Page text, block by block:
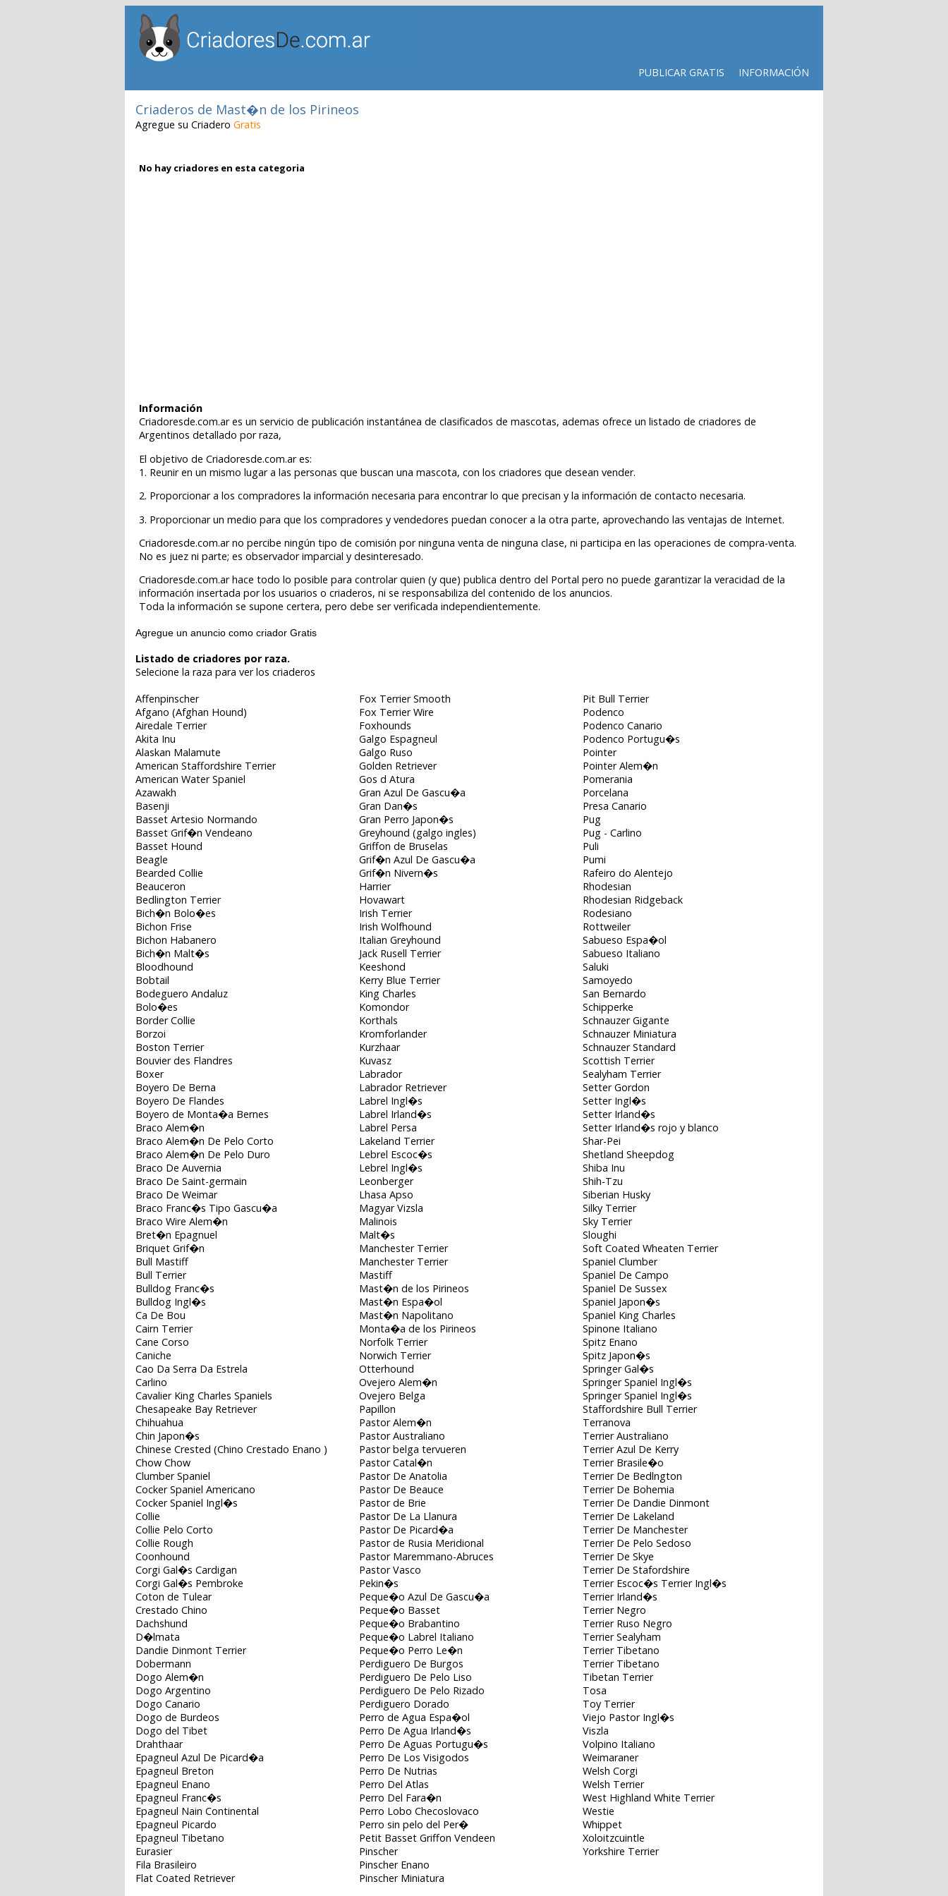
PUBLICAR GRATIS INFORMACIÓN
Criaderos de Mast�n de los Pirineos
Agregue su Criadero Gratis
No hay criadores en esta categoria
Información
Criadoresde.com.ar es un servicio de publicación instantánea de clasificados de mascotas, ademas ofrece un listado de criadores de
Argentinos detallado por raza,
El objetivo de Criadoresde.com.ar es:
1. Reunir en un mismo lugar a las personas que buscan una mascota, con los criadores que desean vender.
2. Proporcionar a los compradores la información necesaria para encontrar lo que precisan y la información de contacto necesaria.
3. Proporcionar un medio para que los compradores y vendedores puedan conocer a la otra parte, aprovechando las ventajas de Internet.
Criadoresde.com.ar no percibe ningún tipo de comisión por ninguna venta de ninguna clase, ni participa en las operaciones de compra-venta.
No es juez ni parte; es observador imparcial y desinteresado.
Criadoresde.com.ar hace todo lo posible para controlar quien (y que) publica dentro del Portal pero no puede garantizar la veracidad de la
información insertada por los usuarios o criaderos, ni se responsabiliza del contenido de los anuncios.
Toda la información se supone certera, pero debe ser verificada independientemente.
Agregue un anuncio como criador Gratis
Listado de criadores por raza.
Selecione la raza para ver los criaderos
Affenpinscher
Afgano (Afghan Hound)
Airedale Terrier
Akita Inu
Alaskan Malamute
American Staffordshire Terrier
American Water Spaniel
Azawakh
Basenji
Basset Artesio Normando
Basset Grif�n Vendeano
Basset Hound
Beagle
Bearded Collie
Beauceron
Bedlington Terrier
Bich�n Bolo�es
Bichon Frise
Bichon Habanero
Bich�n Malt�s
Bloodhound
Bobtail
Bodeguero Andaluz
Bolo�es
Border Collie
Borzoi
Boston Terrier
Bouvier des Flandres
Boxer
Boyero De Berna
Boyero De Flandes
Boyero de Monta�a Bernes
Braco Alem�n
Braco Alem�n De Pelo Corto
Braco Alem�n De Pelo Duro
Braco De Auvernia
Braco De Saint-germain
Braco De Weimar
Braco Franc�s Tipo Gascu�a
Braco Wire Alem�n
Bret�n Epagnuel
Briquet Grif�n
Bull Mastiff
Bull Terrier
Bulldog Franc�s
Bulldog Ingl�s
Ca De Bou
Cairn Terrier
Cane Corso
Caniche
Cao Da Serra Da Estrela
Carlino
Cavalier King Charles Spaniels
Chesapeake Bay Retriever
Chihuahua
Chin Japon�s
Chinese Crested (Chino Crestado Enano )
Chow Chow
Clumber Spaniel
Cocker Spaniel Americano
Cocker Spaniel Ingl�s
Collie
Collie Pelo Corto
Collie Rough
Coonhound
Corgi Gal�s Cardigan
Corgi Gal�s Pembroke
Coton de Tulear
Crestado Chino
Dachshund
D�lmata
Dandie Dinmont Terrier
Dobermann
Dogo Alem�n
Dogo Argentino
Dogo Canario
Dogo de Burdeos
Dogo del Tibet
Drahthaar
Epagneul Azul De Picard�a
Epagneul Breton
Epagneul Enano
Epagneul Franc�s
Epagneul Nain Continental
Epagneul Picardo
Epagneul Tibetano
Eurasier
Fila Brasileiro
Flat Coated Retriever
Fox Terrier Smooth
Fox Terrier Wire
Foxhounds
Galgo Espagneul
Galgo Ruso
Golden Retriever
Gos d Atura
Gran Azul De Gascu�a
Gran Dan�s
Gran Perro Japon�s
Greyhound (galgo ingles)
Griffon de Bruselas
Grif�n Azul De Gascu�a
Grif�n Nivern�s
Harrier
Hovawart
Irish Terrier
Irish Wolfhound
Italian Greyhound
Jack Rusell Terrier
Keeshond
Kerry Blue Terrier
King Charles
Komondor
Korthals
Kromforlander
Kurzhaar
Kuvasz
Labrador
Labrador Retriever
Labrel Ingl�s
Labrel Irland�s
Labrel Persa
Lakeland Terrier
Lebrel Escoc�s
Lebrel Ingl�s
Leonberger
Lhasa Apso
Magyar Vizsla
Malinois
Malt�s
Manchester Terrier
Manchester Terrier
Mastiff
Mast�n de los Pirineos
Mast�n Espa�ol
Mast�n Napolitano
Monta�a de los Pirineos
Norfolk Terrier
Norwich Terrier
Otterhound
Ovejero Alem�n
Ovejero Belga
Papillon
Pastor Alem�n
Pastor Australiano
Pastor belga tervueren
Pastor Catal�n
Pastor De Anatolia
Pastor De Beauce
Pastor de Brie
Pastor De La Llanura
Pastor De Picard�a
Pastor de Rusia Meridional
Pastor Maremmano-Abruces
Pastor Vasco
Pekin�s
Peque�o Azul De Gascu�a
Peque�o Basset
Peque�o Brabantino
Peque�o Labrel Italiano
Peque�o Perro Le�n
Perdiguero De Burgos
Perdiguero De Pelo Liso
Perdiguero De Pelo Rizado
Perdiguero Dorado
Perro de Agua Espa�ol
Perro De Agua Irland�s
Perro De Aguas Portugu�s
Perro De Los Visigodos
Perro De Nutrias
Perro Del Atlas
Perro Del Fara�n
Perro Lobo Checoslovaco
Perro sin pelo del Per�
Petit Basset Griffon Vendeen
Pinscher
Pinscher Enano
Pinscher Miniatura
Pit Bull Terrier
Podenco
Podenco Canario
Podenco Portugu�s
Pointer
Pointer Alem�n
Pomerania
Porcelana
Presa Canario
Pug
Pug - Carlino
Puli
Pumi
Rafeiro do Alentejo
Rhodesian
Rhodesian Ridgeback
Rodesiano
Rottweiler
Sabueso Espa�ol
Sabueso Italiano
Saluki
Samoyedo
San Bernardo
Schipperke
Schnauzer Gigante
Schnauzer Miniatura
Schnauzer Standard
Scottish Terrier
Sealyham Terrier
Setter Gordon
Setter Ingl�s
Setter Irland�s
Setter Irland�s rojo y blanco
Shar-Pei
Shetland Sheepdog
Shiba Inu
Shih-Tzu
Siberian Husky
Silky Terrier
Sky Terrier
Sloughi
Soft Coated Wheaten Terrier
Spaniel Clumber
Spaniel De Campo
Spaniel De Sussex
Spaniel Japon�s
Spaniel King Charles
Spinone Italiano
Spitz Enano
Spitz Japon�s
Springer Gal�s
Springer Spaniel Ingl�s
Springer Spaniel Ingl�s
Staffordshire Bull Terrier
Terranova
Terrier Australiano
Terrier Azul De Kerry
Terrier Brasile�o
Terrier De Bedlngton
Terrier De Bohemia
Terrier De Dandie Dinmont
Terrier De Lakeland
Terrier De Manchester
Terrier De Pelo Sedoso
Terrier De Skye
Terrier De Stafordshire
Terrier Escoc�s Terrier Ingl�s
Terrier Irland�s
Terrier Negro
Terrier Ruso Negro
Terrier Sealyham
Terrier Tibetano
Terrier Tibetano
Tibetan Terrier
Tosa
Toy Terrier
Viejo Pastor Ingl�s
Viszla
Volpino Italiano
Weimaraner
Welsh Corgi
Welsh Terrier
West Highland White Terrier
Westie
Whippet
Xoloitzcuintle
Yorkshire Terrier